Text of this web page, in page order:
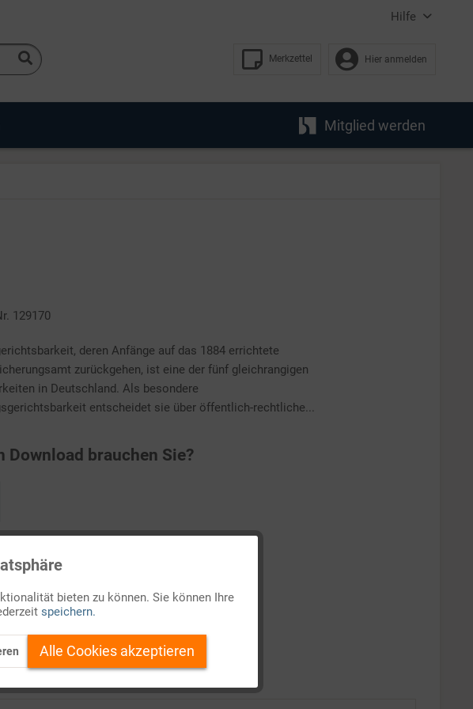
Hilfe
Merkzettel Hier anmelden
Mitglied werden
129170
deren Anfänge auf das 1884 errichtete
zurückgehen, ist eine der fünf gleichrangigen
in Deutschland. Als besondere
entscheidet sie über öffentlich-rechtliche...
Download brauchen Sie?
anmelden
Merkzettel setzen
Inaktiv
bieten zu können. Sie können Ihre
speichern.
Alle Cookies akzeptieren